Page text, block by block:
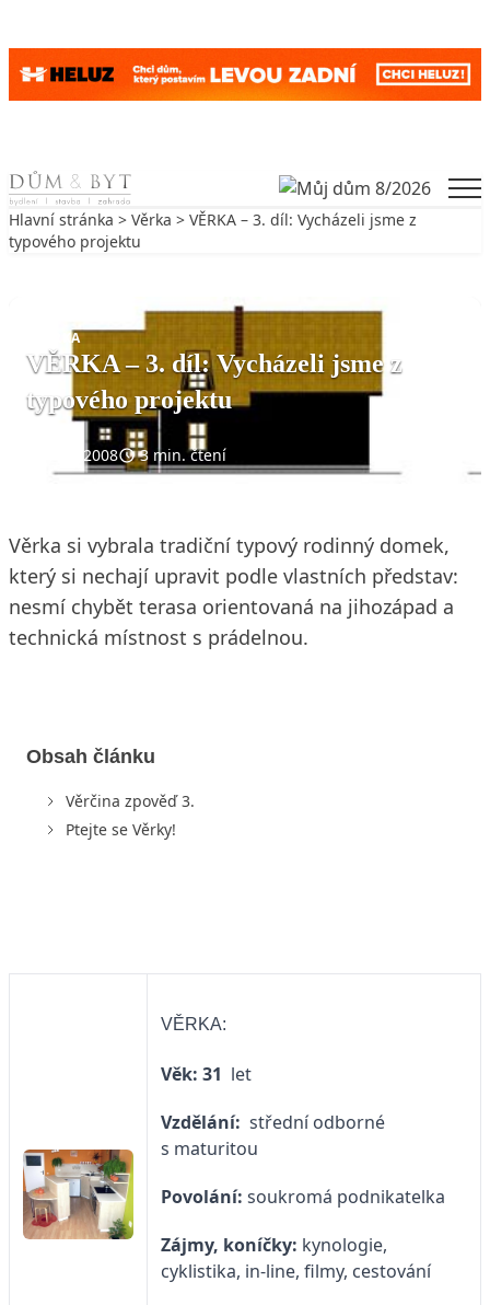
Skip to content
Hlavní stránka > Věrka > VĚRKA – 3. díl: Vycházeli jsme z
typového projektu
VĚRKA
VĚRKA – 3. díl: Vycházeli jsme z
typového projektu
7. 2. 2008 3 min. čtení
Věrka si vybrala tradiční typový rodinný domek,
který si nechají upravit podle vlastních představ:
nesmí chybět terasa orientovaná na jihozápad a
technická místnost s prádelnou.
Obsah článku
Věrčina zpověď 3.
Ptejte se Věrky!
VĚRKA:
Věk: 31 let
Vzdělání: střední odborné
s maturitou
Povolání: soukromá podnikatelka
Zájmy, koníčky: kynologie,
cyklistika, in-line, filmy, cestování